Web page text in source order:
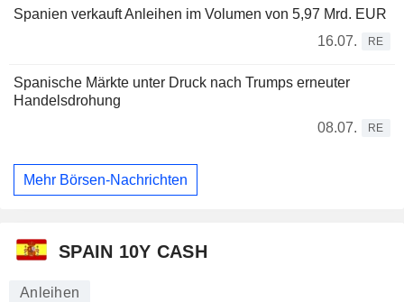
Spanien verkauft Anleihen im Volumen von 5,97 Mrd. EUR
16.07.
RE
Spanische Märkte unter Druck nach Trumps erneuter
Handelsdrohung
08.07.
RE
Mehr Börsen-Nachrichten
SPAIN 10Y CASH
Anleihen